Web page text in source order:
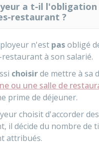
a t-il
restaurant ?
n'est pasobligé
à son salarié.
choisirde mettre à sa
ou une salle de
prime de déjeuner.
choisit d'accorder
il décide du nombre de
attribués.